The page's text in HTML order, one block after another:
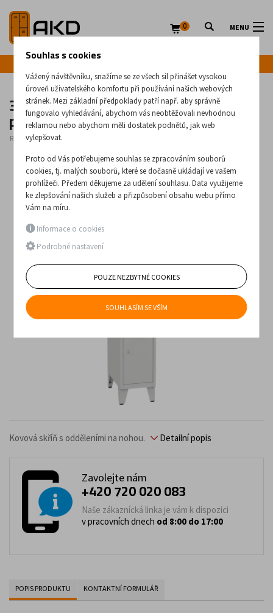
MENU
0
3-dveřová kovová skříň s
přihrádkami Sus 313 Wn
Rozměry: 1940 x
Kovová skříň s odděleními na nohou. Detailní popis
Zavolejte nám
+420 720 020 083
Naše zákaznícká linka je vám k dispozici
v pracovních dnech od 8:00 do 17:00
POPIS PRODUKTU KONTAKTNÍ FORMULÁŘ
Souhlas s cookies
Vážený návštěvníku, snažíme se ze všech sil přinášet vysokou
úroveň uživatelského komfortu při používání našich webových
stránek. Mezi základní předpoklady patří např. aby správně
fungovalo vyhledávání, abychom vás neobtěžovali nevhodnou
reklamou nebo abychom měli dostatek podnětů, jak web
vylepšovat.
Proto od Vás potřebujeme souhlas se zpracováním souborů
cookies, tj. malých souborů, které se dočasně ukládají ve vašem
prohlížeči. Předem děkujeme za udělení souhlasu. Data využijeme
ke zlepšování našich služeb a přizpůsobení obsahu webu přímo
Vám na míru.
Informace o cookies
Podrobné nastavení
POUZE NEZBYTNÉ COOKIES
SOUHLASÍM SE VŠÍM